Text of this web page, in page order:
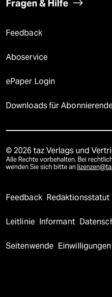
Fragen & Hilfe
Feedback
Aboservice
ePaper Login
Downloads für
© 2026 taz Verlags und
Alle Rechte vorbehalten. Bei
wenden Sie sich bitte an
Feedback Redaktionsstatut
Leitlinie Informant
Seitenwende